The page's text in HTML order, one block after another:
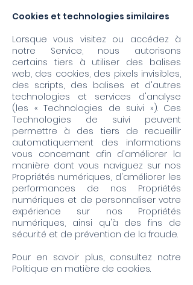
Cookies et technologies similaires
Lorsque vous visitez ou accédez à
notre Service, nous autorisons
certains tiers à utiliser des balises
web, des cookies, des pixels invisibles,
des scripts, des balises et d'autres
technologies et services d'analyse
(les « Technologies de suivi »). Ces
Technologies de suivi peuvent
permettre à des tiers de recueillir
automatiquement des informations
vous concernant afin d'améliorer la
manière dont vous naviguez sur nos
Propriétés numériques, d'améliorer les
performances de nos Propriétés
numériques et de personnaliser votre
expérience sur nos Propriétés
numériques, ainsi qu'à des fins de
sécurité et de prévention de la fraude.
Pour en savoir plus, consultez notre
Politique en matière de cookies.